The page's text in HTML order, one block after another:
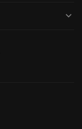
keyboard_arrow_down